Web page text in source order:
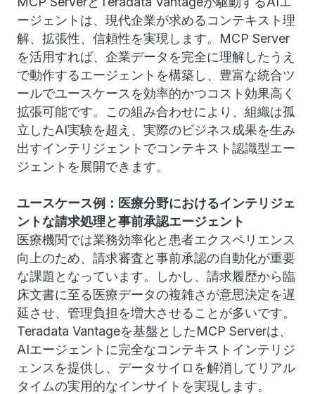
ージェントは、現代企業が求めるコンテキスト理
解、拡張性、信頼性を実現します。MCP Server
を活用すれば、企業データを完全に理解したうえ
で動作するエージェントを構築し、豊富な統合ツ
ールでユースケースを効率的かつコスト効果高く
拡張可能です。この組み合わせにより、組織は孤
立したAI実験を超え、実際のビジネス成果を生み
出すインテリジェントでコンテキスト認識型エー
ジェントを展開できます。
ユースケース例：医療分野におけるインテリジェ
ントな請求処理と事前承認エージェント
医療機関では業務効率化と患者エクスペリエンス
向上のため、請求審査と事前承認の自動化が重要
な課題となっています。しかし、請求履歴から臨
床文書に至る医療データの複雑さが意思決定を遅
延させ、管理負担を増大させることが多いです。
Teradata Vantageを基盤としたMCP Serverは、
AIエージェントに完全なコンテキストインテリジ
ェンスを提供し、データサイロを解消してリアル
タイムの実用的なインサイトを実現します。